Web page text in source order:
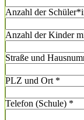
Anzahl der
Anzahl der Kinder
Straße und
PLZ und Ort *
Telefon (Schule) *